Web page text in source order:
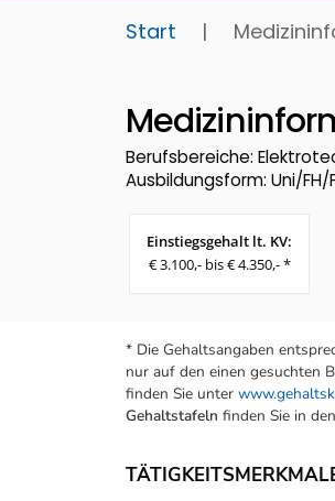
Start |
Berufsbereiche:
Ausbildungsform: Uni/FH/
Einstiegsgehalt lt. KV:
€ 3.100,- bis € 4.350,- *
* Die Gehaltsangaben
nur auf den einen gesuchten
finden Sie unter
Gehaltstafeln finden Sie in den